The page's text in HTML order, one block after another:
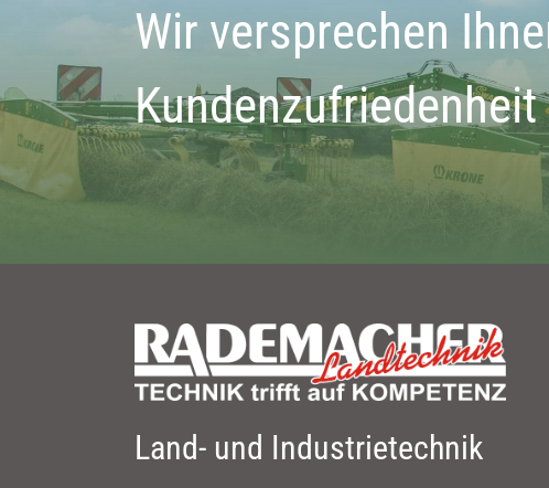
Wir versprechen
Kundenzufriedenheit
Land- und Industrietechnik